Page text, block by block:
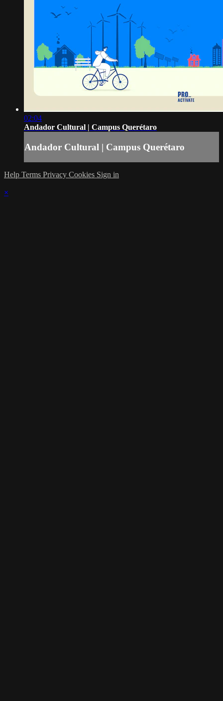
02:04
Andador Cultural | Campus Querétaro
Andador Cultural | Campus Querétaro
Help Terms Privacy Cookies Sign in
×